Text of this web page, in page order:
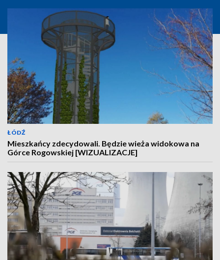
ŁÓDŹ
Mieszkańcy zdecydowali. Będzie wieża widokowa na
Górce Rogowskiej [WIZUALIZACJE]